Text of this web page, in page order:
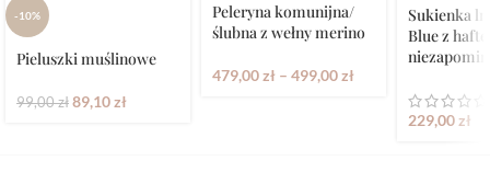
-10%
Pieluszki muślinowe
99,00zł 89,10zł
Peleryna komunijna/
ślubna z wełny merino
479,00zł – 499,00zł
Sukienka
Blue z
229,00 zł